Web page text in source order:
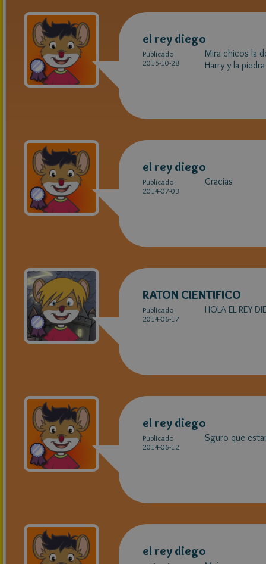
el rey diego
Publicado
2015-10-28
Mira chicos la
Harry y la
el rey diego
Publicado
2014-07-03
Gracias
RATON CIENTIFICO
Publicado
2014-06-17
HOLA EL REY
el rey diego
Publicado
2014-06-12
Sguro que
el rey diego